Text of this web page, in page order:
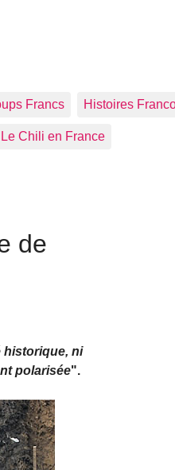
Francs Histoires
Le Chili en France
de
historique, ni
polarisée".